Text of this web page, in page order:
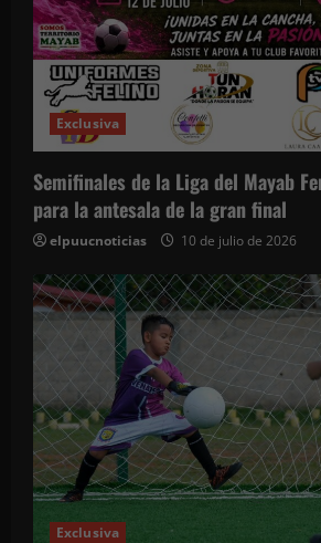
t
a
d
a
s
Exclusiva
Semifinales de la Liga del Mayab
para la antesala de la gran final
elpuucnoticias 10 de julio de 2026
Exclusiva